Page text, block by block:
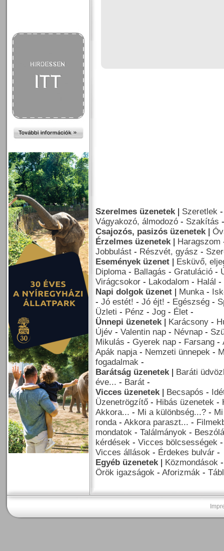
Szerelmes üzenetek| Szeretlek
Vágyakozó, álmodozó - Szakítás
Csajozós, pasizós üzenetek|
Érzelmes üzenetek| Haragszom
Jobbulást - Részvét, gyász -
Események üzenet | Esküvő,
Diploma- Ballagás - Gratuláció -
Virágcsokor - Lakodalom - Halál -
Napi dolgok üzenet | Munka-
- Jó estét! - Jó éjt! - Egészség -
Üzleti - Pénz - Jog - Élet -
Ünnepi üzenetek| Karácsony -
Újév - Valentin nap - Névnap -
Mikulás - Gyerek nap - Farsang -
Apák napja- Nemzeti ünnepek -
fogadalmak -
Barátság üzenetek| Baráti
éve... - Barát -
Vicces üzenetek| Becsapós -
Üzenetrögzítő - Hibás üzenetek -
Akkora... - Mi a különbség...? -
ronda- Akkora paraszt... -
mondatok - Találmányok -
kérdések - Vicces bölcsességek
Vicces állások - Érdekes bulvár -
Egyéb üzenetek| Közmondások
Örök igazságok - Aforizmák -